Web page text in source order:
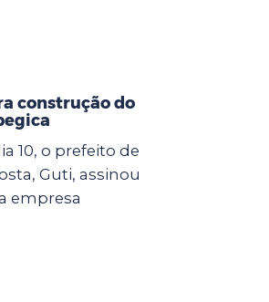
construção do
10, o prefeito de
Guti, assinou
empresa